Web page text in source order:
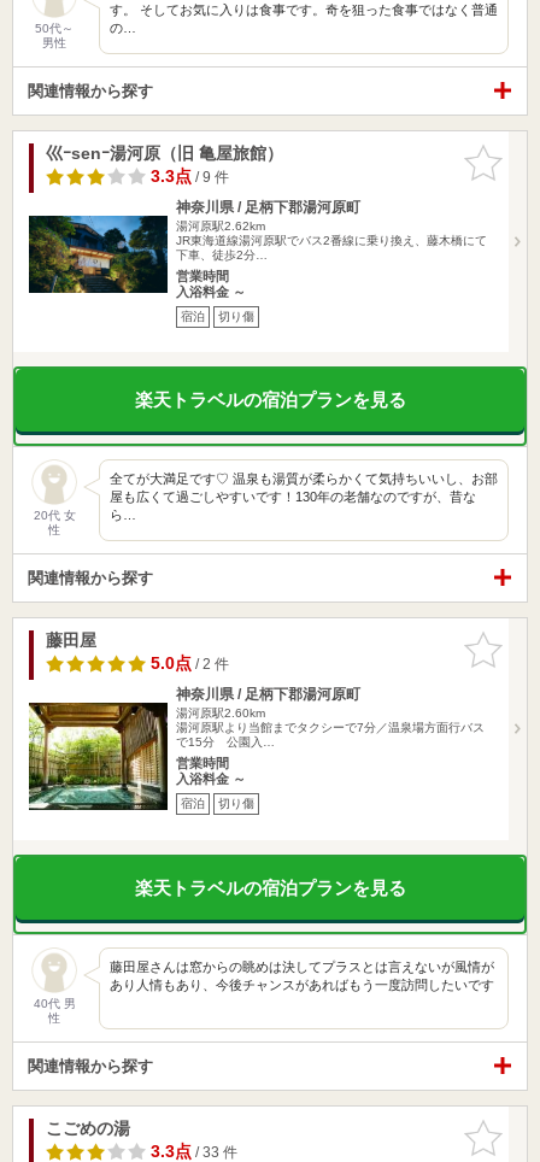
50代～
男性
す。 そしてお気に入りは食事です。奇を狙った食事ではなく普通
の…
関連情報から探す
お気に入
りに追加
巛ｰsenｰ湯河原（旧 亀屋旅館）
3.3点/ 9 件
神奈川県 / 足柄下郡湯河原町
湯河原駅2.62km
JR東海道線湯河原駅でバス2番線に乗り換え、藤木橋にて
下車、徒歩2分…
営業時間
入浴料金 ～
宿泊 切り傷
楽天トラベルの宿泊プランを見る
20代 女
性
全てが大満足です♡ 温泉も湯質が柔らかくて気持ちいいし、お部
屋も広くて過ごしやすいです！130年の老舗なのですが、昔な
ら…
関連情報から探す
お気に入
りに追加
藤田屋
5.0点/ 2 件
神奈川県 / 足柄下郡湯河原町
湯河原駅2.60km
湯河原駅より当館までタクシーで7分／温泉場方面行バス
で15分 公園入…
営業時間
入浴料金 ～
宿泊 切り傷
楽天トラベルの宿泊プランを見る
40代 男
性
藤田屋さんは窓からの眺めは決してプラスとは言えないが風情が
あり人情もあり、今後チャンスがあればもう一度訪問したいです
関連情報から探す
お気に入
りに追加
こごめの湯
3.3点/ 33 件